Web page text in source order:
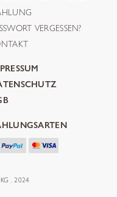
VERGESSEN?
. 2024